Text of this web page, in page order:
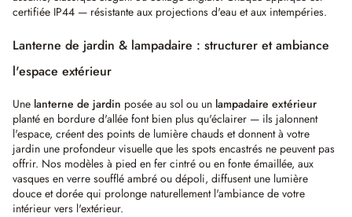
certifiée IP44 — résistante aux projections d'eau et aux intempéries.
Lanterne de jardin & lampadaire : structurer et ambiance
l'espace extérieur
Une lanterne de jardin posée au sol ou un lampadaire extérieur
planté en bordure d'allée font bien plus qu'éclairer — ils jalonnent
l'espace, créent des points de lumière chauds et donnent à votre
jardin une profondeur visuelle que les spots encastrés ne peuvent pas
offrir. Nos modèles à pied en fer cintré ou en fonte émaillée, aux
vasques en verre soufflé ambré ou dépoli, diffusent une lumière
douce et dorée qui prolonge naturellement l'ambiance de votre
intérieur vers l'extérieur.